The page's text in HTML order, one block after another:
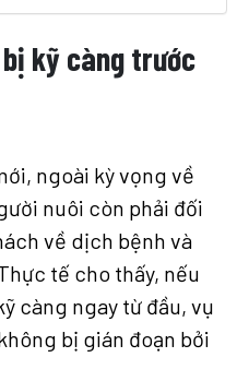
kỹ càng trước
ngoài kỳ vọng về
nuôi còn phải đối
về dịch bệnh và
tế cho thấy, nếu
càng ngay từ đầu, vụ
bị gián đoạn bởi